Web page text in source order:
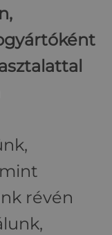
révén